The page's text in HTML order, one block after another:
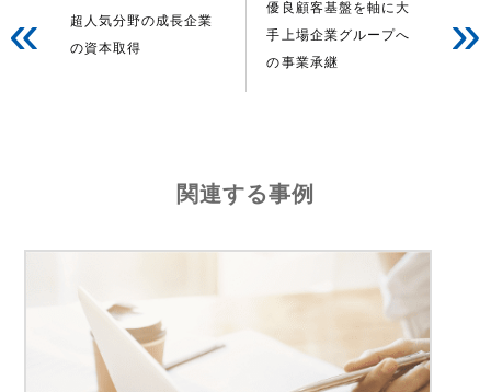
«
超人気分野の成長企業
の資本取得
優良顧客基盤を軸に大
手上場企業グループへ
の事業承継
»
関連する事例